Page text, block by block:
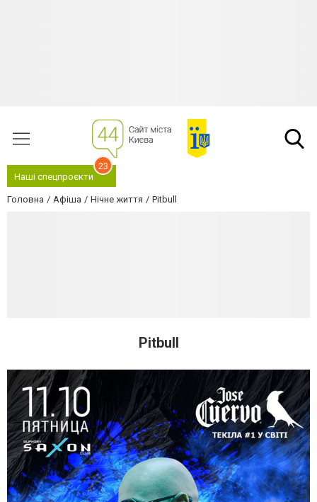
Наші спецпроєкти
23
Головна Афіша Нічне життя Pitbull
Pitbull